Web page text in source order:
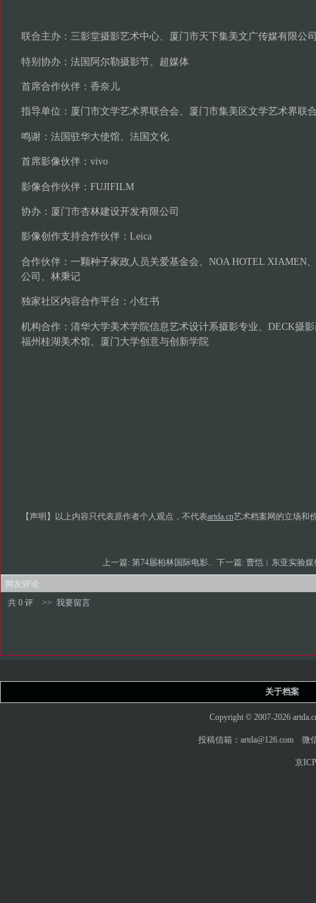
联合主办：三影堂摄影艺术中心、厦门市天下集美文广传媒有限公
特别协办：法国阿尔勒摄影节、超媒体
首席合作伙伴：香奈儿
指导单位：厦门市文学艺术界联合会、厦门市集美区文学艺术界联
鸣谢：法国驻华大使馆、法国文化
首席影像伙伴：vivo
影像合作伙伴：FUJIFILM
协办：厦门市杏林建设开发有限公司
影像创作支持合作伙伴：Leica
合作伙伴：一颗种子家政人员关爱基金会、NOA HOTEL XIAMEN
公司、林秉记
独家社区内容合作平台：小红书
机构合作：清华大学美术学院信息艺术设计系摄影专业、DECK摄
福州桂湖美术馆、厦门大学创意与创新学院
【声明】以上内容只代表原作者个人观点，不代表artda.cn艺术档案网的立场和
上一篇:第74届柏林国际电影.. 下一篇:曹恺︱东亚实验
网友评论
共 0 评
>> 我要留言
关于档案
Copyright © 2007-2026
投稿信箱：artda@126.com 微
京